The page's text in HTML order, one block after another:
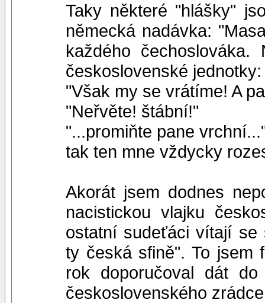
Taky některé "hlášky"
německá nadávka:
každého
československé jednotky:
"Však my se vrátíme! A
"Neřvěte! štábní!"
"...promiňte pane
tak ten mne vždycky
Akorát jsem dodnes
nacistickou vlajku
ostatní sudeťáci vítají se
ty česká sfině". To jsem
rok doporučoval dát
československého